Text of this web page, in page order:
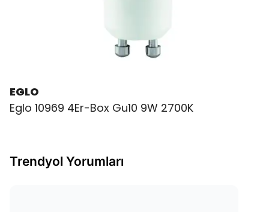
EGLO
Eglo 10969 4Er-Box Gu10 9W 2700K
Trendyol Yorumları